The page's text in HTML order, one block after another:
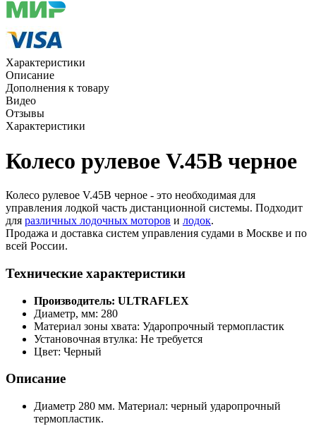
Характеристики
Описание
Дополнения к товару
Видео
Отзывы
Характеристики
Колесо рулевое V.45B черное
Колесо рулевое V.45B черное - это необходимая для
управления лодкой часть дистанционной системы. Подходит
для различных лодочных моторов и лодок.
Продажа и доставка систем управления судами в Москве и по
всей России.
Технические характеристики
Производитель: ULTRAFLEX
Диаметр, мм: 280
Материал зоны хвата: Ударопрочный термопластик
Установочная втулка: Не требуется
Цвет: Черный
Описание
Диаметр 280 мм. Материал: черный ударопрочный
термопластик.